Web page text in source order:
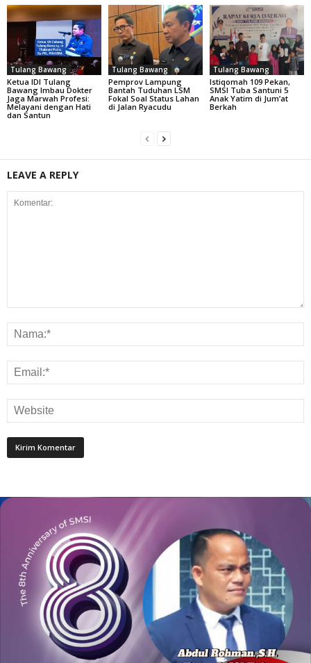
Tulang Bawang
Ketua IDI Tulang
Bawang Imbau Dokter
Jaga Marwah Profesi:
Melayani dengan Hati
dan Santun
Tulang Bawang
Pemprov Lampung
Bantah Tuduhan LSM
Fokal Soal Status Lahan
di Jalan Ryacudu
Tulang Bawang
Istiqomah 109 Pekan,
SMSI Tuba Santuni 5
Anak Yatim di Jum’at
Berkah
LEAVE A REPLY